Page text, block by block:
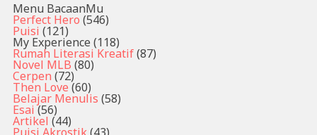
Menu BacaanMu
Perfect Hero (546)
Puisi (121)
My Experience (118)
Rumah Literasi Kreatif(87)
Novel MLB (80)
Cerpen (72)
Then Love (60)
Belajar Menulis (58)
Esai (56)
Artikel (44)